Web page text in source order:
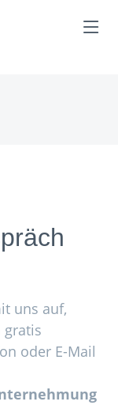
uns auf,
gratis
oder E-Mail